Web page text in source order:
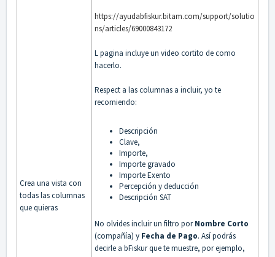
Crea una vista con
todas las columnas
que quieras
https://ayudabfiskur.bitam.com/support/solutio
ns/articles/69000843172
L pagina incluye un video cortito de como
hacerlo.
Respect a las columnas a incluir, yo te
recomiendo:
Descripción
Clave,
Importe,
Importe gravado
Importe Exento
Percepción y deducción
Descripción SAT
No olvides incluir un filtro porNombre Corto
(compañía) y Fecha de Pago. Así podrás
decirle a bFiskur que te muestre, por ejemplo,